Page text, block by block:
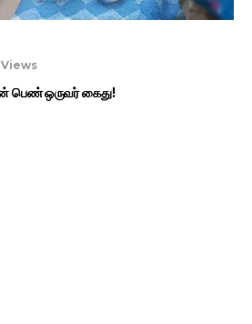
Views
பெண் ஒருவர் கைது!